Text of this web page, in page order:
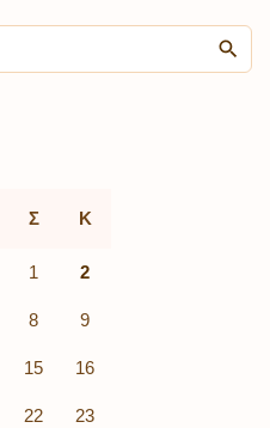
Σ Κ
1 2
8 9
15 16
22 23